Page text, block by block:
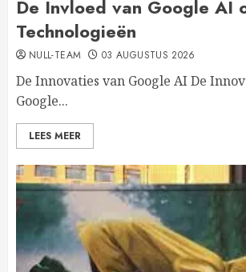
De Invloed van Google AI
Technologieën
NULL-TEAM 03 AUGUSTUS 2026
De Innovaties van Google AI De
Google...
LEES MEER